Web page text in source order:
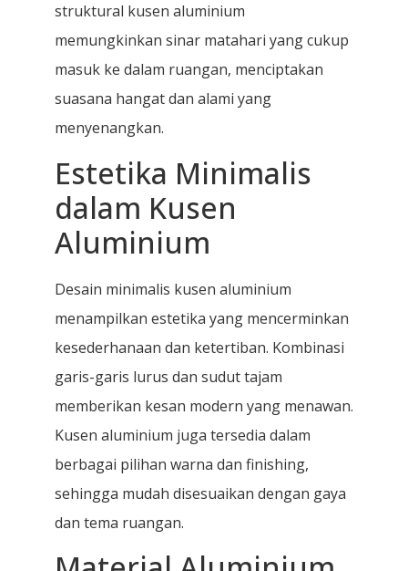
struktural kusen aluminium
memungkinkan sinar matahari yang cukup
masuk ke dalam ruangan, menciptakan
suasana hangat dan alami yang
menyenangkan.
Estetika Minimalis
dalam Kusen
Aluminium
Desain minimalis kusen aluminium
menampilkan estetika yang mencerminkan
kesederhanaan dan ketertiban. Kombinasi
garis-garis lurus dan sudut tajam
memberikan kesan modern yang menawan.
Kusen aluminium juga tersedia dalam
berbagai pilihan warna dan finishing,
sehingga mudah disesuaikan dengan gaya
dan tema ruangan.